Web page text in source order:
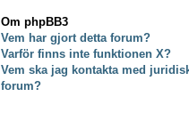
Om phpBB3
Vem har gjort detta forum?
Varför finns inte funktionen X?
Vem ska jag kontakta med
forum?